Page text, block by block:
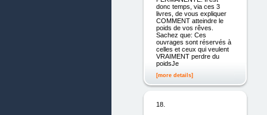
donc temps, via ces 3
livres, de vous expliquer
COMMENT atteindre le
poids de vos rêves.
Sachez que: Ces
ouvrages sont réservés à
celles et ceux qui veulent
VRAIMENT perdre du
poidsJe
[more details]
18.